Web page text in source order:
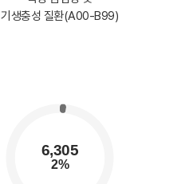
기생충성 질환(A00-B99)